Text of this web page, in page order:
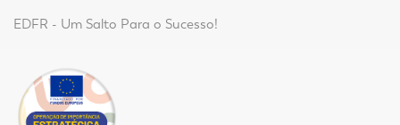
EDFR - Um Salto Para o Sucesso!